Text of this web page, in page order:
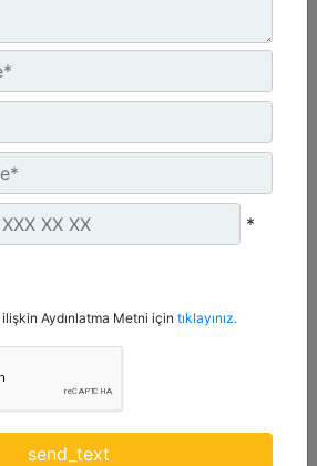
DE88E0
Değer :
Değer :
get_offer
*
Aydınlatma Metni için tıklayınız.
send_text